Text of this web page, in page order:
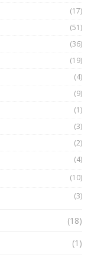
chiến | Phổ cập
(17)
(51)
(36)
(19)
(4)
(9)
(1)
(3)
(2)
(4)
(10)
(3)
(18)
(1)